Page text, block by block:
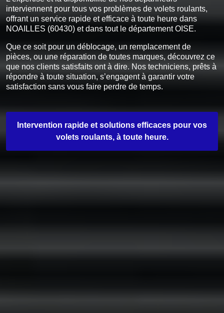
interviennent pour tous vos problèmes de volets roulants,
offrant un service rapide et efficace à toute heure dans
NOAILLES (60430) et dans tout le département OISE.
Que ce soit pour un déblocage, un remplacement de
pièces, ou une réparation de toutes marques, découvrez ce
que nos clients satisfaits ont à dire. Nos techniciens, prêts à
répondre à toute situation, s’engagent à garantir votre
satisfaction sans vous faire perdre de temps.
Intervention rapide et solutions efficaces pour vos
volets roulants, à toute heure.